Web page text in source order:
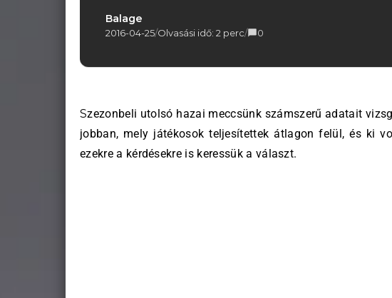
Balage
2016-04-25/Olvasási idő: 2 perc/ 0
Szezonbeli utolsó hazai meccsünk számszerű adatait vizsgáljuk meg ezúttal. Melyik csapat dominált
jobban, mely játékosok teljesítettek átlagon felül, és ki
ezekre a kérdésekre is keressük a választ.